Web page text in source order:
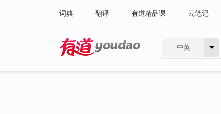
词典 翻译 有道精品课 云笔记
中英